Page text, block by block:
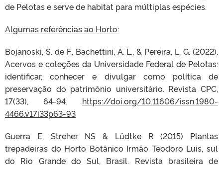
de Pelotas e serve de habitat para múltiplas espécies.
Algumas referências ao Horto:
Bojanoski, S. de F., Bachettini, A. L., & Pereira, L. G. (2022).
Acervos e coleções da Universidade Federal de Pelotas:
identificar, conhecer e divulgar como política de
preservação do patrimônio universitário. Revista CPC,
17(33), 64-94. https://doi.org/10.11606/issn.1980-
4466.v17i33p63-93
Guerra E, Streher NS & Lüdtke R (2015) Plantas
trepadeiras do Horto Botânico Irmão Teodoro Luis, sul
do Rio Grande do Sul, Brasil. Revista brasileira de